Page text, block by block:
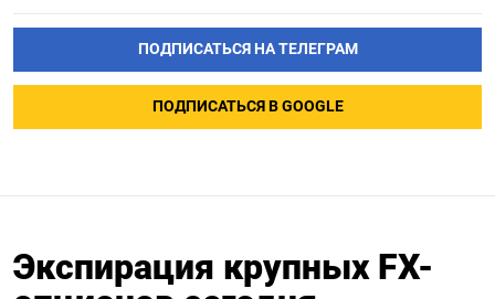
ПОДПИСАТЬСЯ НА ТЕЛЕГРАМ
ПОДПИСАТЬСЯ В GOOGLE
Экспирация крупных FX-